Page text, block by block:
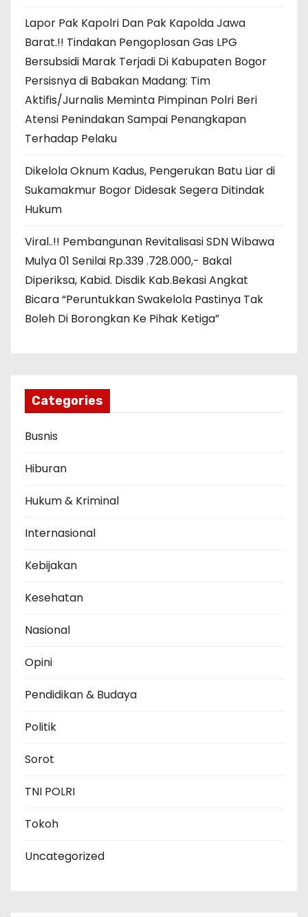
Lapor Pak Kapolri Dan Pak Kapolda Jawa
Barat.!! Tindakan Pengoplosan Gas LPG
Bersubsidi Marak Terjadi Di Kabupaten Bogor
Persisnya di Babakan Madang: Tim
Aktifis/Jurnalis Meminta Pimpinan Polri Beri
Atensi Penindakan Sampai Penangkapan
Terhadap Pelaku
Dikelola Oknum Kadus, Pengerukan Batu Liar di
Sukamakmur Bogor Didesak Segera Ditindak
Hukum
Viral..!! Pembangunan Revitalisasi SDN Wibawa
Mulya 01 Senilai Rp.339 .728.000,- Bakal
Diperiksa, Kabid. Disdik Kab.Bekasi Angkat
Bicara “Peruntukkan Swakelola Pastinya Tak
Boleh Di Borongkan Ke Pihak Ketiga”
Categories
Busnis
Hiburan
Hukum & Kriminal
Internasional
Kebijakan
Kesehatan
Nasional
Opini
Pendidikan & Budaya
Politik
Sorot
TNI POLRI
Tokoh
Uncategorized